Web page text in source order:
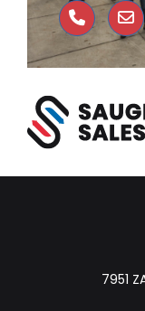
7951